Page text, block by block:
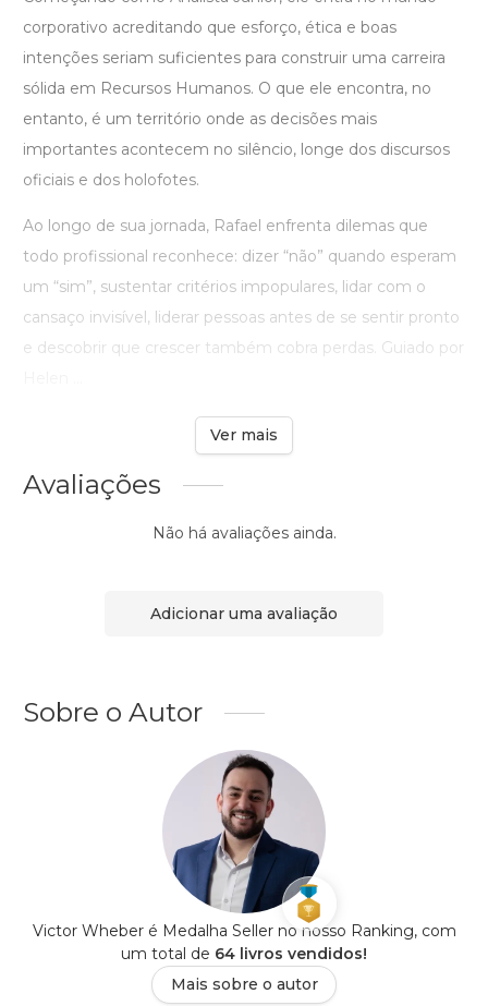
corporativo acreditando que esforço, ética e boas
intenções seriam suficientes para construir uma carreira
sólida em Recursos Humanos. O que ele encontra, no
entanto, é um território onde as decisões mais
importantes acontecem no silêncio, longe dos discursos
oficiais e dos holofotes.
Ao longo de sua jornada, Rafael enfrenta dilemas que
todo profissional reconhece: dizer “não” quando esperam
um “sim”, sustentar critérios impopulares, lidar com o
cansaço invisível, liderar pessoas antes de se sentir pronto
e descobrir que crescer também cobra perdas. Guiado por
Ver mais
Avaliações
Não há avaliações ainda.
Adicionar uma avaliação
Sobre o Autor
Victor Wheber é Medalha Seller no nosso Ranking, com
um total de 64 livros vendidos!
Mais sobre o autor